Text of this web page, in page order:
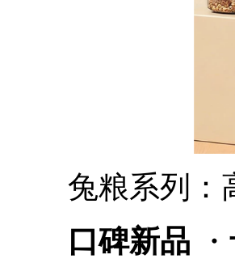
兔粮系列：高
口碑新品 ・